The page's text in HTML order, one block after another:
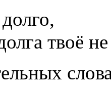
твоё не